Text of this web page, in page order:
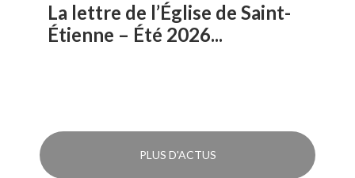
La lettre de l’Église de Saint-
Étienne – Été 2026...
PLUS D'ACTUS